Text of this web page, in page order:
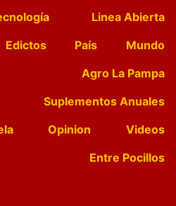
Linea Abierta
Edictos País
Mundo
Agro La Pampa
Suplementos Anuales
Opinion
Videos
Entre Pocillos